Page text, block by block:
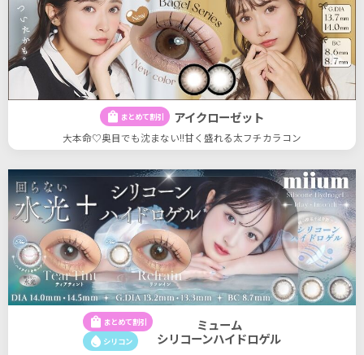
shopping_bag まとめて割引 アイクローゼット
大本命♡奥目でも沈まない!!甘く盛れる太フチカラコン
shopping_bag まとめて割引
water_drop シリコン
ミューム
シリコーンハイドロゲル